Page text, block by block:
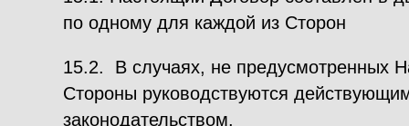
по одному для каждой из Сторон
15.2. В случаях, не предусмотренных
Стороны руководствуются
законодательством.